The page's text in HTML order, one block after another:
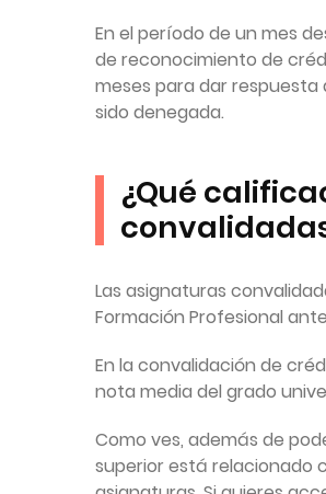
En el período de un mes
de reconocimiento de
meses para dar
sido denegada.
¿Qué
Las asignaturas
Formación Profesional
En la convalidación de
nota media del grado
Como ves, además de
superior está relacionado